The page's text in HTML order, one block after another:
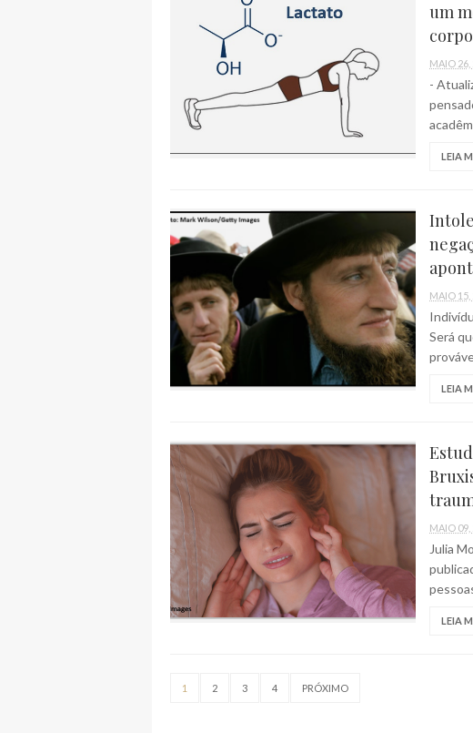
um
corpo
MAIO 26,
-
LEIA
MAIO 15,
Será
LEIA
MAIO 09,
Julia
LEIA
1 2 3 4 PRÓXIMO